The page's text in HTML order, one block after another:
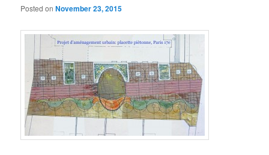
Posted onNovember 23, 2015